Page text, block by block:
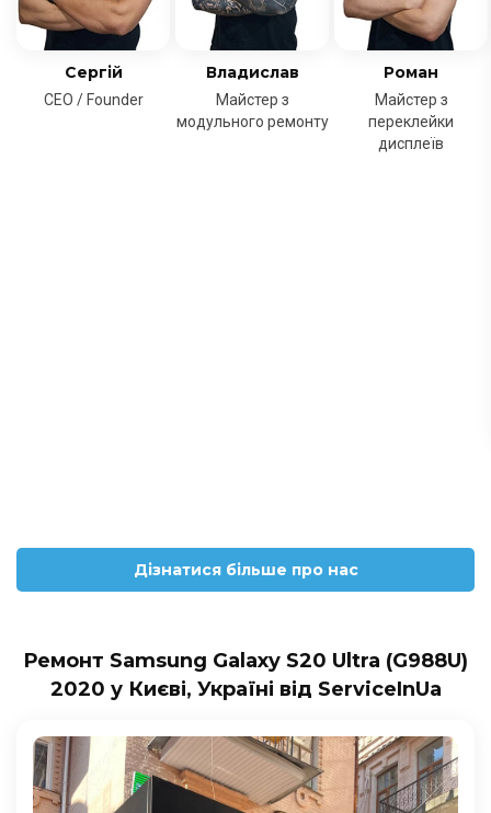
Сергій
CEO / Founder
Владислав
Майстер з
модульного ремонту
Роман
Майстер з
переклейки
дисплеїв
Дізнатися більше про нас
Ремонт Samsung Galaxy S20 Ultra (G988U)
2020 у Києві, Україні від ServiceInUa